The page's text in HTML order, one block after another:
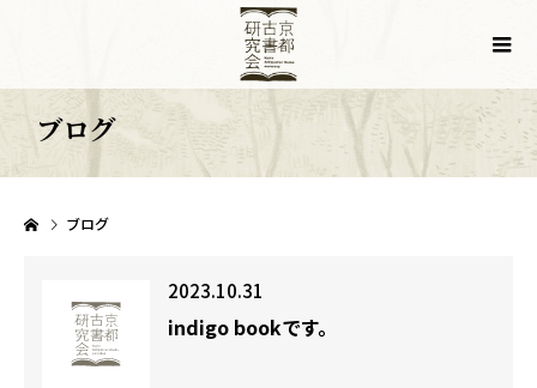
ブログ
ブログ
2023.10.31
indigo bookです。